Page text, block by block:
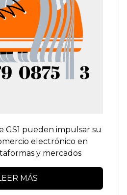
GS1 pueden impulsar su
electrónico en
y mercados
MÁS